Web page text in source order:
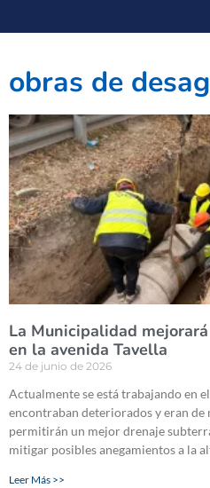
obras de
La Municipalidad
en la avenida Tavella
24 de junio de 2026
Actualmente se está trabajando en
encontraban deteriorados y eran de
permitirán un mejor drenaje
mitigar posibles anegamientos a la
Leer Más >>